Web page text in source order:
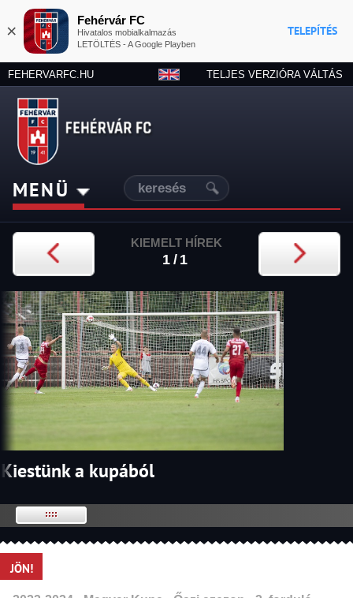
×
Fehérvár FC
Hivatalos mobialkalmazás
LETÖLTÉS - A Google Playben
TELEPÍTÉS
FEHERVARFC.HU TELJES VERZIÓRA VÁLTÁS
MENÜ
KIEMELT HÍREK
1/1
Kiestünk a kupából
JÖN!